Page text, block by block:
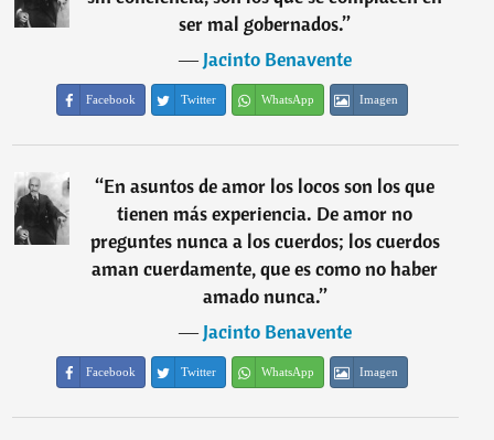
ser mal gobernados.”
―Jacinto Benavente
Facebook Twitter WhatsApp Imagen
“En asuntos de amor los locos son los que
tienen más experiencia. De amor no
preguntes nunca a los cuerdos; los cuerdos
aman cuerdamente, que es como no haber
amado nunca.”
―Jacinto Benavente
Facebook Twitter WhatsApp Imagen